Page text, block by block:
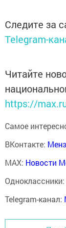
Следите за
Telegram-
Читайте
https://
Самое
ВКонтакте:
MAX: Новости
Одноклассники:
Telegram-канал: